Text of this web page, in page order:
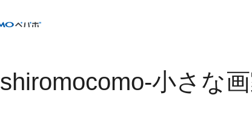
shiromocomo-小さな